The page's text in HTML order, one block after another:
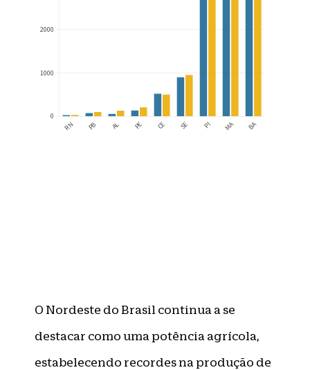
O Nordeste do Brasil continua a se
destacar como uma potência agrícola,
estabelecendo recordes na produção de